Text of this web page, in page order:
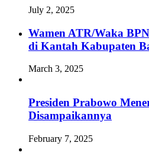
July 2, 2025
Wamen ATR/Waka
di Kantah Kabupaten
March 3, 2025
Presiden Prabowo
Disampaikannya
February 7, 2025